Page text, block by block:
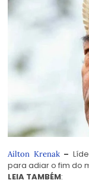
Ailton Krenak–
para adiar o fim do
LEIA TAMBÉM: